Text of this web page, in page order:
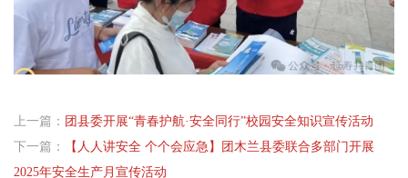
上一篇： 团县委开展“青春护航·安全同行”校园安全知识宣传活动
下一篇：
【人人讲安全 个个会应急】团木兰县委联合多部门开展
2025年安全生产月宣传活动